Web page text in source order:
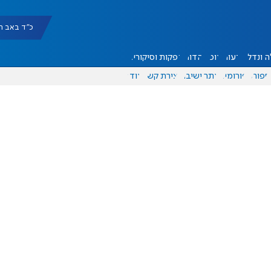
כ"ד באב תשפ"ו
ונדל"ן דעות אוכל יהדות הפקות וסיקורים
ספורט פורומים אתר ישיבה יצירת קשר עוד